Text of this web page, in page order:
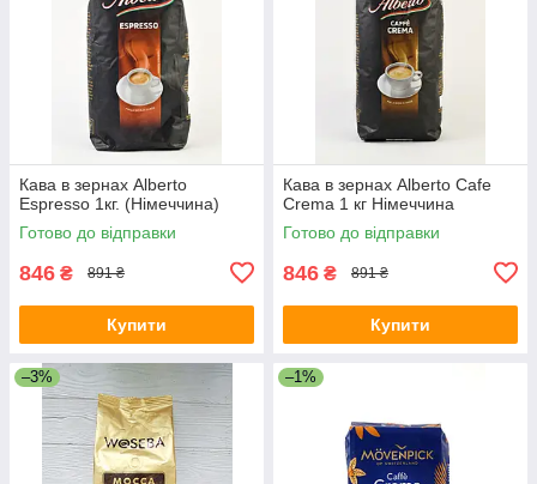
Кава в зернах Alberto
Espresso 1кг. (Німеччина)
Готово до відправки
846 ₴ 891 ₴
Купити
Кава в зернах Alberto Cafe
Crema 1 кг Німеччина
Готово до відправки
846 ₴ 891 ₴
Купити
–3% –1%